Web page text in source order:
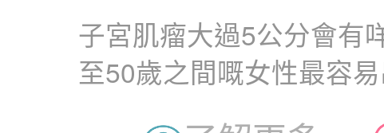
子宮肌瘤大過5公分會有
至50歲之間嘅女性最容